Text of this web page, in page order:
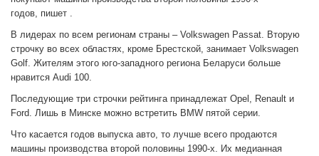
годов, пишет .
В лидерах по всем регионам страны – Volkswagen Passat. Вторую
строчку во всех областях, кроме Брестской, занимает Volkswagen
Golf. Жителям этого юго-западного региона Беларуси больше
нравится Audi 100.
Последующие три строчки рейтинга принадлежат Opel, Renault и
Ford. Лишь в Минске можно встретить BMW пятой серии.
Что касается годов выпуска авто, то лучше всего продаются
машины производства второй половины 1990-х. Их медианная